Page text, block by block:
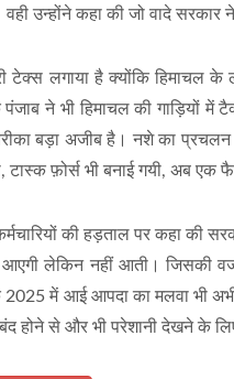
वही उन्होंने कहा की जो वादे
टेक्स लगाया है क्योंकि हिमाचल
ने भी हिमाचल की गाड़ियों
बड़ा अजीब है। नशे का प्रचलन
फ़ोर्स भी बनाई गयी, अब एक
की हड़ताल पर कहा की
लेकिन नहीं आती। जिसकी
2025 में आई आपदा का मलवा भी
होने से और भी परेशानी देखने के